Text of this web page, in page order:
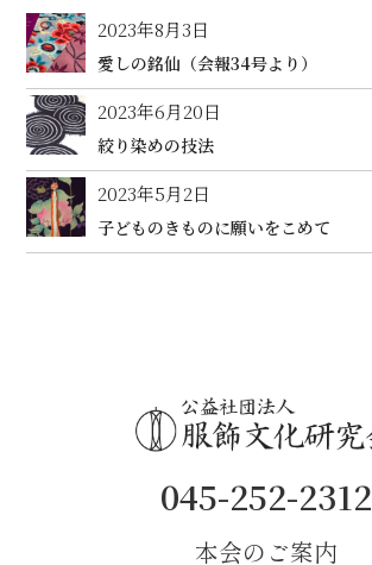
2023年8月3日
愛しの銘仙（会報34号より）
2023年6月20日
絞り染めの技法
2023年5月2日
子どものきものに願いをこめて
045-252-2312
本会のご案内